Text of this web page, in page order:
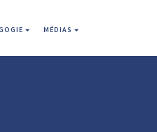
MÉDIAS